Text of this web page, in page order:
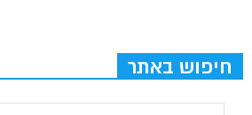
חיפוש באתר